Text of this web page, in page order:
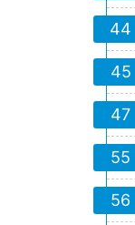
44
45
47
55
56